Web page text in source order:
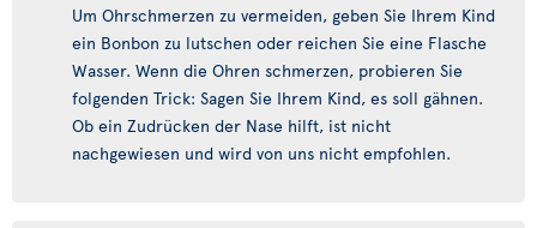
Um Ohrschmerzen zu vermeiden, geben Sie Ihrem Kind
ein Bonbon zu lutschen oder reichen Sie eine Flasche
Wasser. Wenn die Ohren schmerzen, probieren Sie
folgenden Trick: Sagen Sie Ihrem Kind, es soll gähnen.
Ob ein Zudrücken der Nase hilft, ist nicht
nachgewiesen und wird von uns nicht empfohlen.